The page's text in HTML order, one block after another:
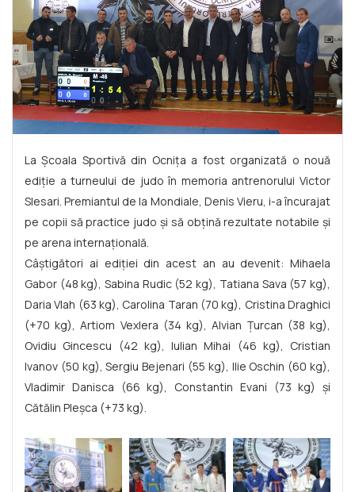
La Școala Sportivă din Ocnița a fost organizată o nouă
ediție a turneului de judo în memoria antrenorului Victor
Slesari. Premiantul de la Mondiale, Denis Vieru, i-a încurajat
pe copii să practice judo și să obțină rezultate notabile și
pe arena internațională.
Câștigători ai ediției din acest an au devenit: Mihaela
Gabor (48 kg), Sabina Rudic (52 kg), Tatiana Sava (57 kg),
Daria Vlah (63 kg), Carolina Taran (70 kg), Cristina Draghici
(+70 kg), Artiom Vexlera (34 kg), Alvian Țurcan (38 kg),
Ovidiu Gincescu (42 kg), Iulian Mihai (46 kg), Cristian
Ivanov (50 kg), Sergiu Bejenari (55 kg), Ilie Oschin (60 kg),
Vladimir Danisca (66 kg), Constantin Evani (73 kg) și
Cătălin Pleșca (+73 kg).